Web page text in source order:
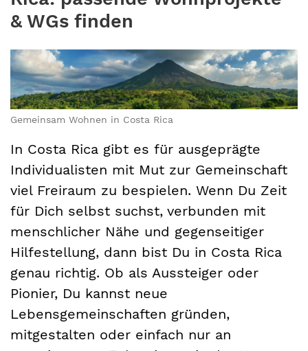
& WGs finden
Gemeinsam Wohnen in Costa Rica
In Costa Rica gibt es für ausgeprägte
Individualisten mit Mut zur Gemeinschaft
viel Freiraum zu bespielen. Wenn Du Zeit
für Dich selbst suchst, verbunden mit
menschlicher Nähe und gegenseitiger
Hilfestellung, dann bist Du in Costa Rica
genau richtig. Ob als Aussteiger oder
Pionier, Du kannst neue
Lebensgemeinschaften gründen,
mitgestalten oder einfach nur an